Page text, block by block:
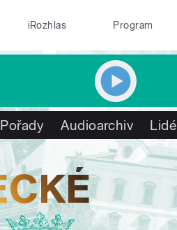
iRozhlas Program
Pořady Audioarchiv Lidé